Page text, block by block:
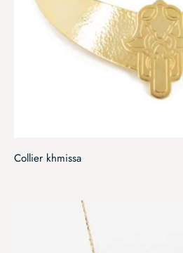
Collier khmissa